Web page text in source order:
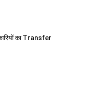
का Transfer